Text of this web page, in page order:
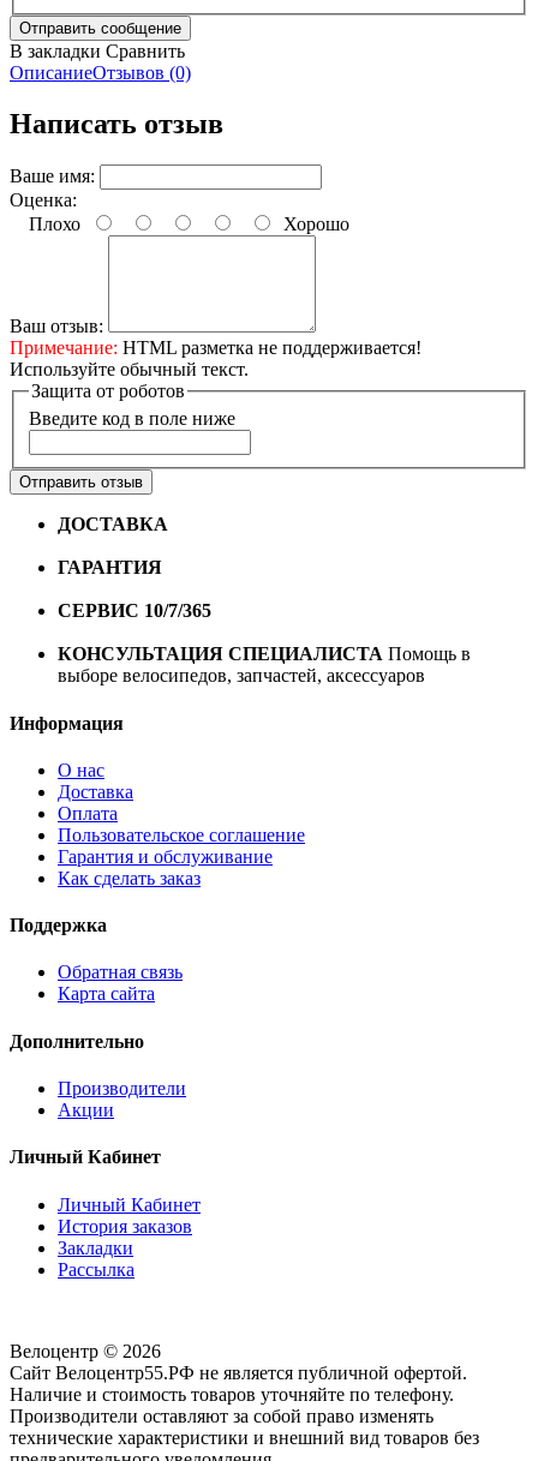
В закладки Сравнить
ОписаниеОтзывов (0)
Написать отзыв
Ваше имя:
Оценка:
Плохо
Хорошо
Ваш отзыв:
Примечание: HTML разметка не поддерживается!
Используйте обычный текст.
Защита от роботов
Введите код в поле ниже
Отправить отзыв
ДОСТАВКА
ГАРАНТИЯ
СЕРВИС 10/7/365
КОНСУЛЬТАЦИЯ СПЕЦИАЛИСТА Помощь в
выборе велосипедов, запчастей, аксессуаров
Информация
О нас
Доставка
Оплата
Пользовательское соглашение
Гарантия и обслуживание
Как сделать заказ
Поддержка
Обратная связь
Карта сайта
Дополнительно
Производители
Акции
Личный Кабинет
Личный Кабинет
История заказов
Закладки
Рассылка
Велоцентр © 2026
Сайт Велоцентр55.РФ не является публичной офертой.
Наличие и стоимость товаров уточняйте по телефону.
Производители оставляют за собой право изменять
технические характеристики и внешний вид товаров без